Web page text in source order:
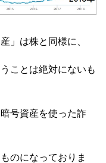
」は株と同様に、
ことは絶対にないも
号資産を使った詐
のになっておりま